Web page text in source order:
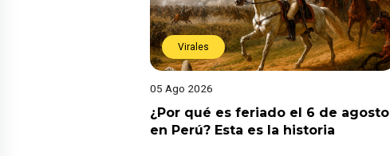
Virales
05 Ago 2026
¿Por qué es feriado el 6 de agosto
en Perú? Esta es la historia